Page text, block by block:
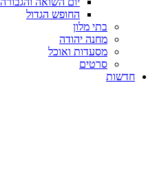
החופש הגדול
בתי מלון
מחנה יהודה
מסעדות ואוכל
סרטים
חדשות